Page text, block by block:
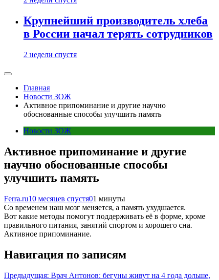
Крупнейший производитель хлеба
в России начал терять сотрудников
2 недели спустя
Главная
Новости ЗОЖ
Активное припоминание и другие научно
обоснованные способы улучшить память
Новости ЗОЖ
Активное припоминание и другие
научно обоснованные способы
улучшить память
Ferra.ru10 месяцев спустя01 минуты
Со временем наш мозг меняется, а память ухудшается.
Вот какие методы помогут поддерживать её в форме, кроме
правильного питания, занятий спортом и хорошего сна.
Активное припоминание.
Навигация по записям
Предыдущая: Врач Антонов: бегуны живут на 4 года дольше,